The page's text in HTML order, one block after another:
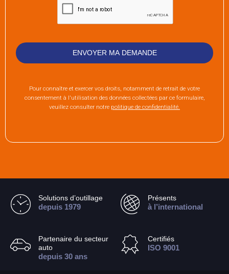
Pour connaître et exercer vos droits, notamment de retrait de votre
consentement à l'utilisation des données collectées par ce formulaire,
veuillez consulter notre politique de confidentialité.
Solutions d’outillage
depuis 1979
Présents
à l’international
Partenaire du secteur
auto
depuis 30 ans
Certifiés
ISO 9001